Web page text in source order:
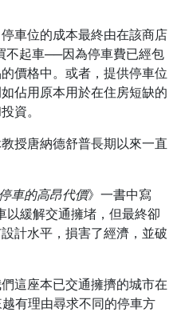
車位的成本最終由在該商店
不起車——因為停車費已經包
價格中。或者，提供停車位
佔用原本用於在住房短缺的
資。
授唐納德舒普長期以來一直
車的高昂代價》一書中寫
以緩解交通擁堵，但最終卻
計水平，損害了經濟，並破
這座本已交通擁擠的城市在
有理由尋求不同的停車方